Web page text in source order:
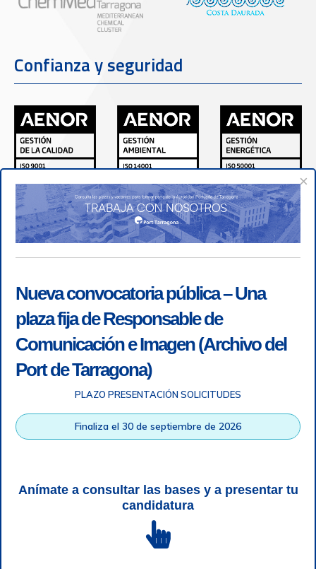
Confianza y seguridad
grabación telefónica
| SGSI |
Login
Autoridad Portuaria de Tarragona © Todos los derechos
×
Nueva convocatoria pública – Una
plaza fija de Responsable de
Comunicación e Imagen (Archivo del
Port de Tarragona)
PLAZO PRESENTACIÓN SOLICITUDES
Finaliza el 30 de septiembre de 2026
Anímate a consultar las bases y a presentar tu
candidatura